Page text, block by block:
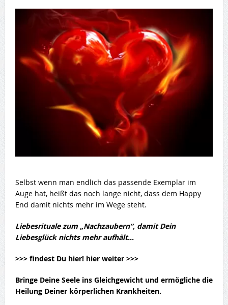
Selbst wenn man endlich das passende Exemplar im
Auge hat, heißt das noch lange nicht, dass dem Happy
End damit nichts mehr im Wege steht.
Liebesrituale zum „Nachzaubern“, damit Dein
Liebesglück nichts mehr aufhält…
>>> findest Du hier! hier weiter >>>
Bringe Deine Seele ins Gleichgewicht und ermögliche die
Heilung Deiner körperlichen Krankheiten.